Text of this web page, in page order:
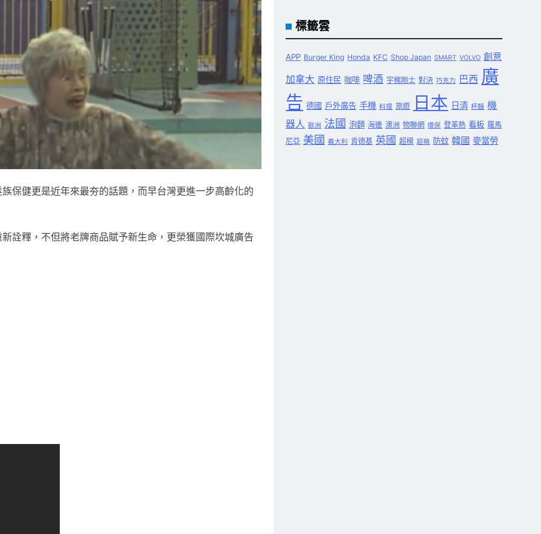
保健更是近年來最夯的話題，而早台灣更進一步高齡化的
詮釋，不但將老牌商品賦予新生命，更榮獲國際坎城廣告
標籤雲
APP Burger King Honda KFC Shop Japan SMART VOLVO 創意
加拿大 原住民 咖啡 啤酒 宇梶剛士 對決 巧克力 巴西 廣
告 德國 戶外廣告 手機 料理 旅遊 日本 日清 杯麵 機
器人 歐洲 法國 泡麵 海邊 澳洲 物聯網 環保 登革熱 看板 羅馬
尼亞 美國 義大利 肯德基 英國 超模 超萌 防蚊 韓國 麥當勞